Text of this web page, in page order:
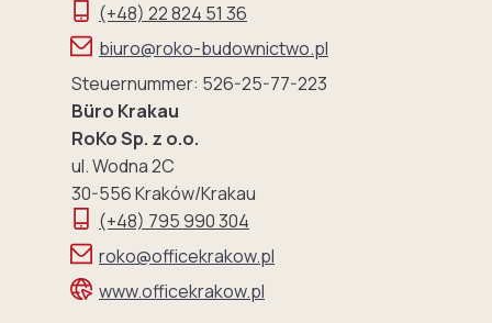
(+48) 22 824 51 36
biuro@roko-budownictwo.pl
Steuernummer: 526-25-77-223
Büro Krakau
RoKo Sp. z o.o.
ul. Wodna 2C
30-556 Kraków/Krakau
(+48) 795 990 304
roko@officekrakow.pl
www.officekrakow.pl